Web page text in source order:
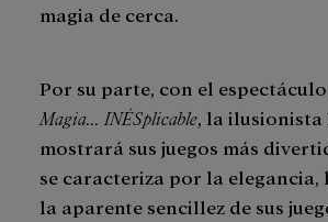
magia de cerca.
Por su parte, con el
Magia... INÉSplicable , la
mostrará sus juegos más
se caracteriza por la
la aparente sencillez de sus